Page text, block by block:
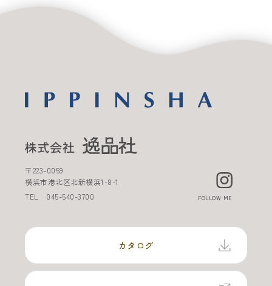
〒223-0059
横浜市港北区北新横浜1-8-1
TEL 045-540-3700 FOLLOW ME
カタログ